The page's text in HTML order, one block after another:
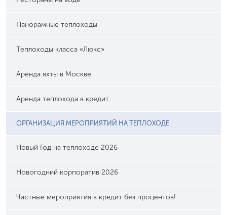
Панорамные теплоходы
Теплоходы класса «Люкс»
Аренда яхты в Москве
Аренда теплохода в кредит
ОРГАНИЗАЦИЯ МЕРОПРИЯТИЙ НА ТЕПЛОХОДЕ
Новый Год на теплоходе 2026
Новогодний корпоратив 2026
Частные мероприятия в кредит без процентов!